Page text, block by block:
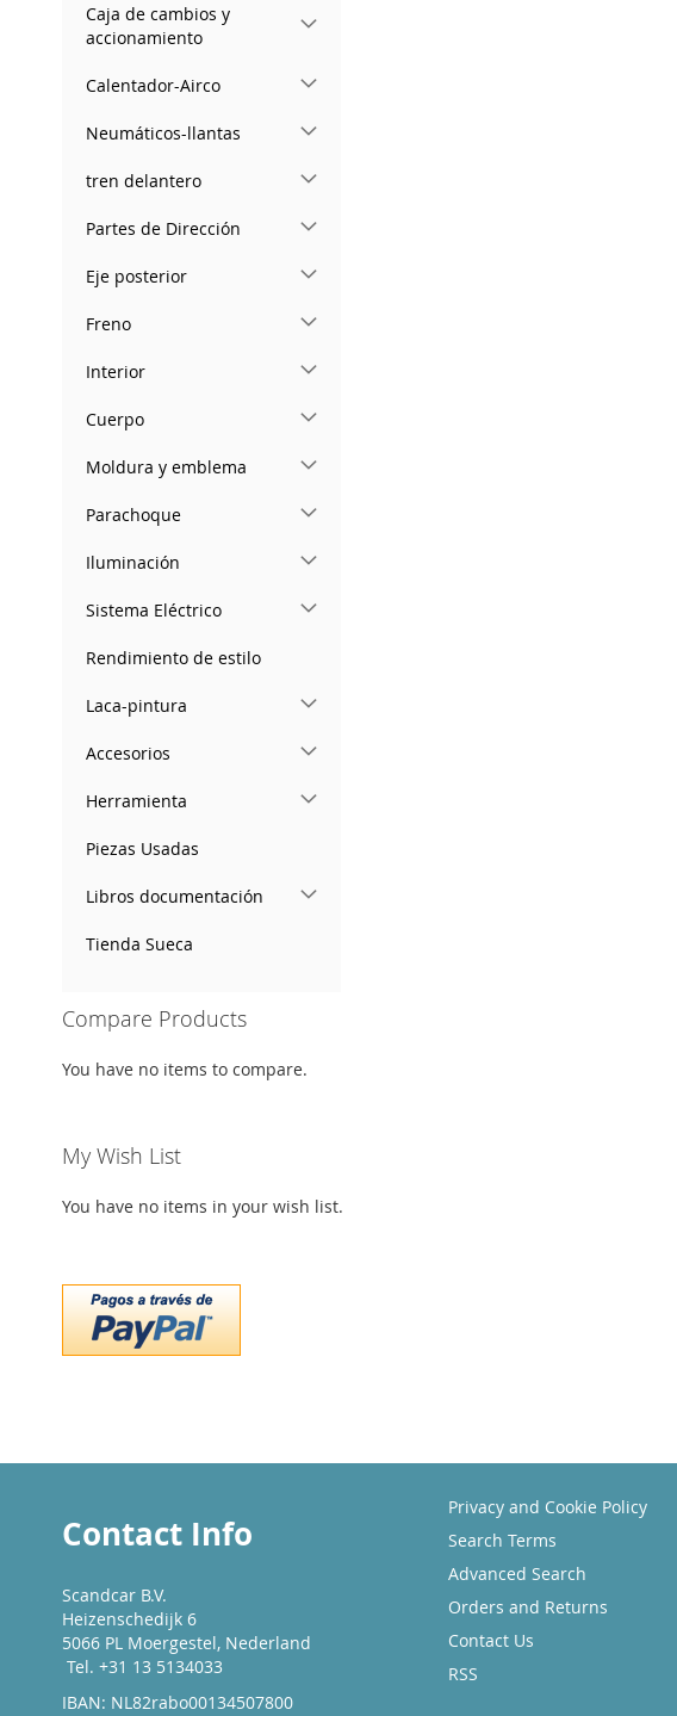
Caja de cambios y
accionamiento
Calentador-Airco
Neumáticos-llantas
tren delantero
Partes de Dirección
Eje posterior
Freno
Interior
Cuerpo
Moldura y emblema
Parachoque
Iluminación
Sistema Eléctrico
Rendimiento de estilo
Laca-pintura
Accesorios
Herramienta
Piezas Usadas
Libros documentación
Tienda Sueca
Compare Products
You have no items to compare.
My Wish List
You have no items in your wish list.
Contact Info
Scandcar B.V.
Heizenschedijk 6
5066 PL Moergestel, Nederland
Tel. +31 13 5134033
IBAN: NL82rabo00134507800
Privacy and Cookie Policy
Search Terms
Advanced Search
Orders and Returns
Contact Us
RSS